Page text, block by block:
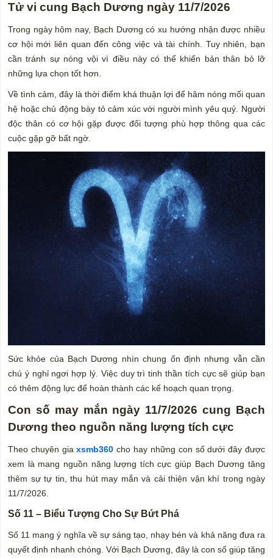
Tử vi cung Bạch Dương ngày 11/7/2026
Trong ngày hôm nay, Bạch Dương có xu hướng nhận được nhiều
cơ hội mới liên quan đến công việc và tài chính. Tuy nhiên, bạn
cần tránh sự nóng vội vì điều này có thể khiến bản thân bỏ lỡ
những lựa chọn tốt hơn.
Về tình cảm, đây là thời điểm khá thuận lợi để hâm nóng mối quan
hệ hoặc chủ động bày tỏ cảm xúc với người mình yêu quý. Người
độc thân có cơ hội gặp được đối tượng phù hợp thông qua các
cuộc gặp gỡ bất ngờ.
Sức khỏe của Bạch Dương nhìn chung ổn định nhưng vẫn cần
chú ý nghỉ ngơi hợp lý. Việc duy trì tinh thần tích cực sẽ giúp bạn
có thêm động lực để hoàn thành các kế hoạch quan trọng.
Con số may mắn ngày 11/7/2026 cung Bạch
Dương theo nguồn năng lượng tích cực
Theo chuyên giaxsmb360 cho hay những con số dưới đây được
xem là mang nguồn năng lượng tích cực giúp Bạch Dương tăng
thêm sự tự tin, thu hút may mắn và cải thiện vận khí trong ngày
11/7/2026.
Số 11 – Biểu Tượng Cho Sự Bứt Phá
Số 11 mang ý nghĩa về sự sáng tạo, nhạy bén và khả năng đưa ra
quyết định nhanh chóng. Với Bạch Dương, đây là con số giúp tăng